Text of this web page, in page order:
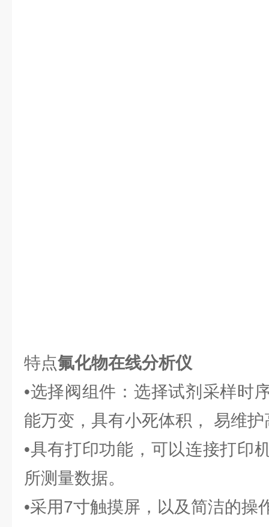
特点氟化物在线分析仪
•选择阀组件：选择试剂采样时
能万变，具有小死体积， 易维
•具有打印功能，可以连接打印
所测量数据。
•采用7寸触摸屏，以及简洁的操